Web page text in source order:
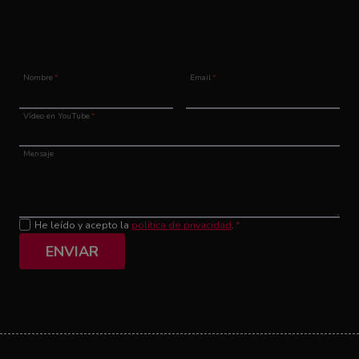
Nombre* Email*
Vídeo en YouTube*
Mensaje
He leído y acepto la política de privacidad. *
ENVIAR